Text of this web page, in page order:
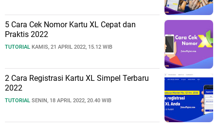
5 Cara Cek Nomor Kartu XL Cepat dan
Praktis 2022
TUTORIAL KAMIS, 21 APRIL 2022, 15.12 WIB
2 Cara Registrasi Kartu XL Simpel Terbaru
2022
TUTORIAL SENIN, 18 APRIL 2022, 20.40 WIB